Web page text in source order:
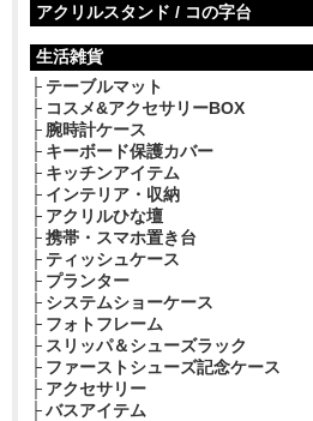
アクリルスタンド / コの字台
生活雑貨
テーブルマット
コスメ&アクセサリーBOX
腕時計ケース
キーボード保護カバー
キッチンアイテム
インテリア・収納
アクリルひな壇
携帯・スマホ置き台
ティッシュケース
プランター
システムショーケース
フォトフレーム
スリッパ＆シューズラック
ファーストシューズ記念ケース
アクセサリー
バスアイテム